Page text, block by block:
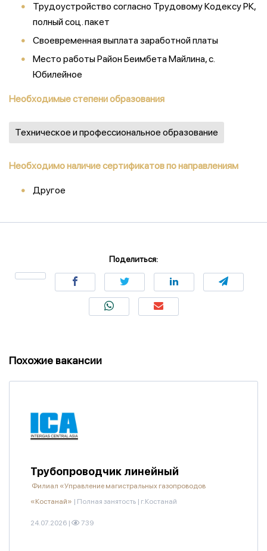
Трудоустройство согласно Трудовому Кодексу РК,
полный соц. пакет
Своевременная выплата заработной платы
Место работы Район Беимбета Майлина, с.
Юбилейное
Необходимые степени образования
Техническое и профессиональное образование
Необходимо наличие сертификатов по направлениям
Другое
Поделиться:
Похожие вакансии
Трубопроводчик линейный
Филиал «Управление магистральных газопроводов
«Костанай» | Полная занятость | г.Костанай
24.07.2026 | 739